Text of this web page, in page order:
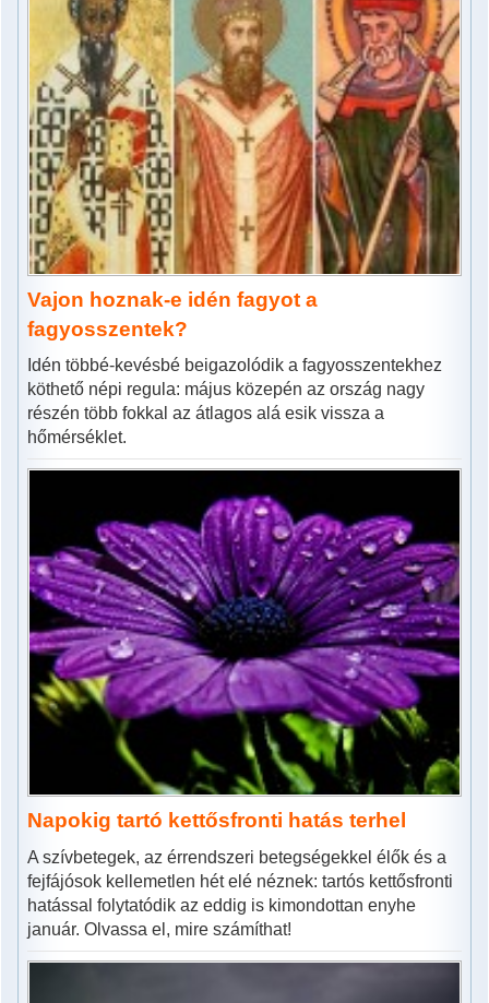
Vajon hoznak-e idén fagyot a
fagyosszentek?
Idén többé-kevésbé beigazolódik a fagyosszentekhez
köthető népi regula: május közepén az ország nagy
részén több fokkal az átlagos alá esik vissza a
hőmérséklet.
Napokig tartó kettősfronti hatás terhel
A szívbetegek, az érrendszeri betegségekkel élők és a
fejfájósok kellemetlen hét elé néznek: tartós kettősfronti
hatással folytatódik az eddig is kimondottan enyhe
január. Olvassa el, mire számíthat!